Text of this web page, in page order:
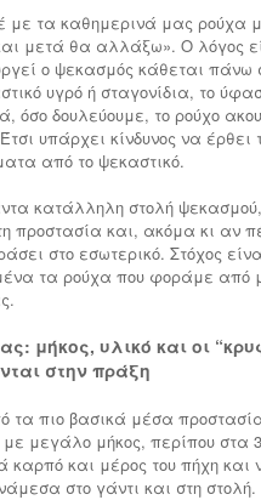
με τα καθημερινά μας ρούχα
μετά θα αλλάξω». Ο λόγος
ο ψεκασμός κάθεται πάνω
υγρό ή σταγονίδια, το
όσο δουλεύουμε, το ρούχο
υπάρχει κίνδυνος να έρθει
από το ψεκαστικό.
κατάλληλη στολή
προστασία και, ακόμα κι αν
στο εσωτερικό. Στόχος
τα ρούχα που φοράμε από
μήκος, υλικό και οι
στην πράξη
τα πιο βασικά μέσα
μεγάλο μήκος, περίπου στα
καρπό και μέρος του πήχη και
στο γάντι και στη στολή.